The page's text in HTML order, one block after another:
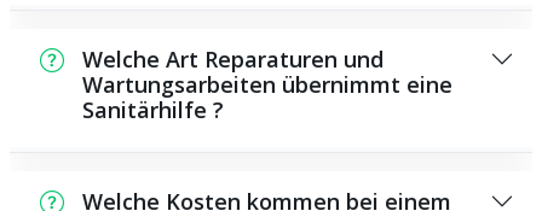
Wartungsarbeiten, die Sie eigenständig
ausführen können, beispielsweise die
Anwendung von Rohrreinigungsmitteln aus
von speziellem Werkzeug oder besonderem
Welche Art Reparaturen und
Wartungsarbeiten übernimmt eine
Sanitärhilfe ?
von Instandsetzungen und
Welche Kosten kommen bei einem